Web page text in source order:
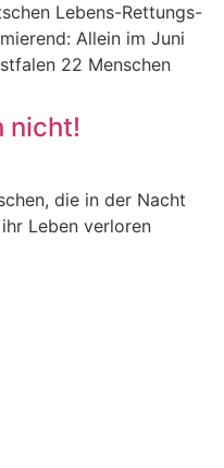
Lebens-Rettungs-
Allein im Juni
22 Menschen
nicht!
die in der Nacht
Leben verloren